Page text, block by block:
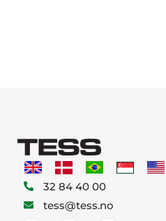
32 84 40 00
tess@tess.no